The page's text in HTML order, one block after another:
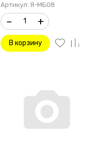
Артикул: Я-МБ08
– +
В корзину